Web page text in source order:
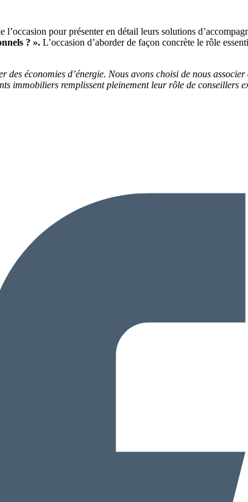
l’occasion pour présenter en détail leurs solutions
? ». L’occasion d’aborder de façon concrète le rôle
des économies d’énergie. Nous avons choisi de nous
immobiliers remplissent pleinement leur rôle de conseillers